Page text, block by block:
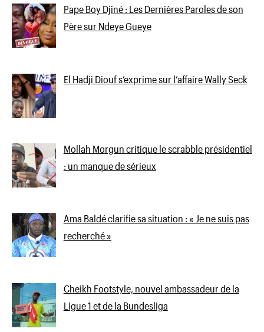
Pape Boy Djiné : Les Dernières Paroles de son
Père sur Ndeye Gueye
El Hadji Diouf s’exprime sur l’affaire Wally Seck
Mollah Morgun critique le scrabble présidentiel
: un manque de sérieux
Ama Baldé clarifie sa situation : « Je ne suis pas
recherché »
Cheikh Footstyle, nouvel ambassadeur de la
Ligue 1 et de la Bundesliga